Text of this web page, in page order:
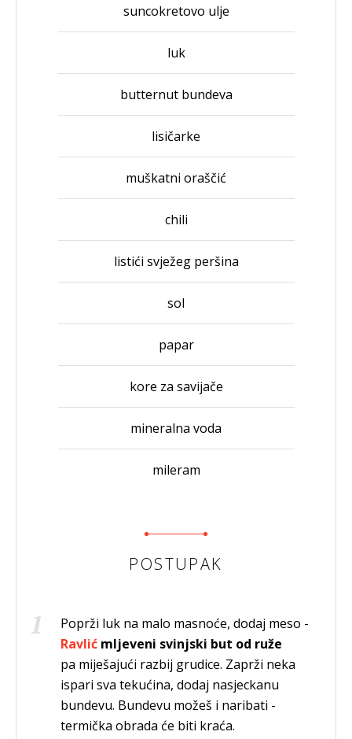
suncokretovo ulje
luk
butternut bundeva
lisičarke
muškatni oraščić
chili
listići svježeg peršina
sol
papar
kore za savijače
mineralna voda
mileram
POSTUPAK
Poprži luk na malo masnoće, dodaj meso -
Ravlić mljeveni svinjski but od ruže
pa miješajući razbij grudice. Zaprži neka
ispari sva tekućina, dodaj nasjeckanu
bundevu. Bundevu možeš i naribati -
termička obrada će biti kraća.